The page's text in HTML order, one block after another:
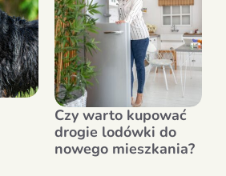
Czy warto kupować
drogie lodówki do
nowego mieszkania?